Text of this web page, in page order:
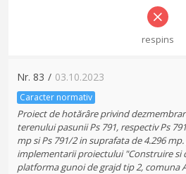
respins
Nr. 83 / 03.10.2023
Caracter normativ
Proiect de hotărâre privind
terenului pasunii Ps 791, respectiv Ps
mp si Ps 791/2 in suprafata de 4.296
implementarii proiectului "Construire si
platforma gunoi de grajd tip 2, comuna